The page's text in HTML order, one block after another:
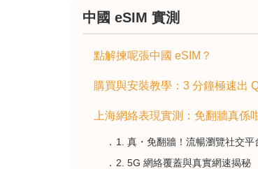
中國 eSIM 實測
點解揀呢張中國 eSIM？
購買與安裝教學：3 分鐘極速出
上海網絡表現實測：免翻牆真係
1. 真・免翻牆！流暢瀏覽社交平
2. 5G 網絡覆蓋與真實網速揭秘